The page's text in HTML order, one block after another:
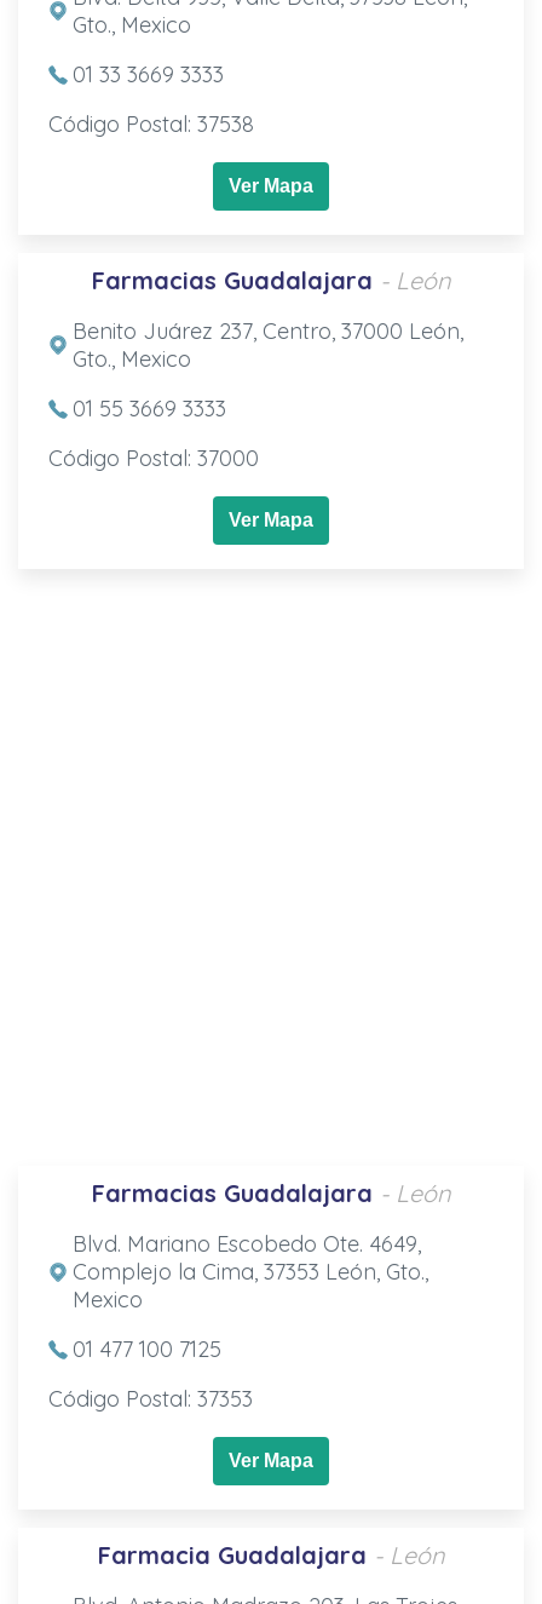
Gto., Mexico
01 33 3669 3333
Código Postal: 37538
Ver Mapa
Farmacias Guadalajara - León
Benito Juárez 237, Centro, 37000 León,
Gto., Mexico
01 55 3669 3333
Código Postal: 37000
Ver Mapa
Farmacias Guadalajara - León
Blvd. Mariano Escobedo Ote. 4649,
Complejo la Cima, 37353 León, Gto.,
Mexico
01 477 100 7125
Código Postal: 37353
Ver Mapa
Farmacia Guadalajara - León